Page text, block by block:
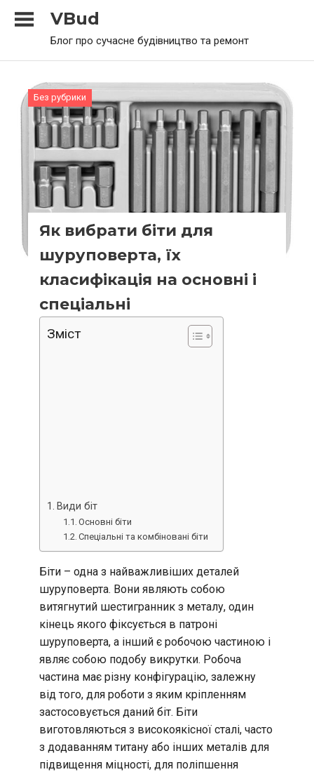
VBud
Блог про сучасне будівництво та ремонт
Без рубрики
Як вибрати біти для
шуруповерта, їх
класифікація на основні і
спеціальні
Зміст
Види біт
Основні біти
Спеціальні та комбіновані біти
Біти – одна з найважливіших деталей
шуруповерта. Вони являють собою
витягнутий шестигранник з металу, один
кінець якого фіксується в патроні
шуруповерта, а інший є робочою частиною і
являє собою подобу викрутки. Робоча
частина має різну конфігурацію, залежну
від того, для роботи з яким кріпленням
застосовується даний біт. Біти
виготовляються з високоякісної сталі, часто
з додаванням титану або інших металів для
підвищення міцності, для поліпшення